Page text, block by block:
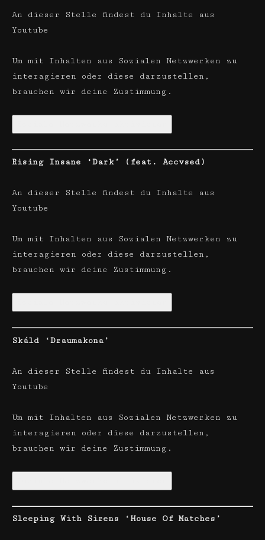
An dieser Stelle findest du Inhalte aus
Youtube
Um mit Inhalten aus Sozialen Netzwerken zu
interagieren oder diese darzustellen,
brauchen wir deine Zustimmung.
Rising Insane ‘Dark’ (feat. Accvsed)
An dieser Stelle findest du Inhalte aus
Youtube
Um mit Inhalten aus Sozialen Netzwerken zu
interagieren oder diese darzustellen,
brauchen wir deine Zustimmung.
Skáld ‘Draumakona’
An dieser Stelle findest du Inhalte aus
Youtube
Um mit Inhalten aus Sozialen Netzwerken zu
interagieren oder diese darzustellen,
brauchen wir deine Zustimmung.
Sleeping With Sirens ‘House Of Matches’